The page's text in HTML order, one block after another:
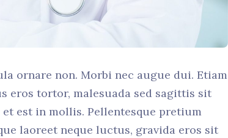
ornare non. Morbi nec augue dui. Etiam
eros tortor, malesuada sed sagittis sit
est in mollis. Pellentesque pretium
laoreet neque luctus, gravida eros sit